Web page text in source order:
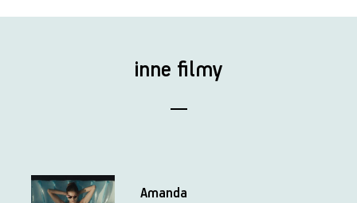
inne filmy
Amanda